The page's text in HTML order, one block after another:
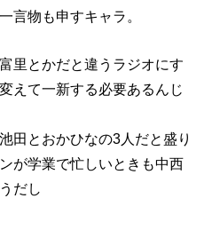
言物も申すキャラ。
里とかだと違うラジオにす
えて一新する必要あるんじ
田とおかひなの3人だと盛り
が学業で忙しいときも中西
だし